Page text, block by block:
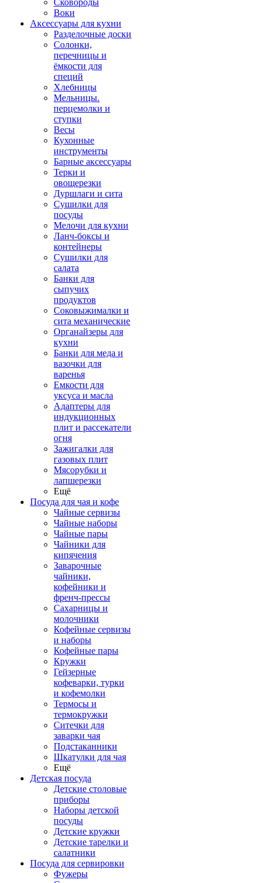
Сковороды
Воки
Аксессуары для кухни
Разделочные доски
Солонки,
перечницы и
ёмкости для
специй
Хлебницы
Мельницы.
перцемолки и
ступки
Весы
Кухонные
инструменты
Барные аксессуары
Терки и
овощерезки
Дуршлаги и сита
Сушилки для
посуды
Мелочи для кухни
Ланч-боксы и
контейнеры
Сушилки для
салата
Банки для
сыпучих
продуктов
Соковыжималки и
сита механические
Органайзеры для
кухни
Банки для меда и
вазочки для
варенья
Емкости для
уксуса и масла
Адаптеры для
индукционных
плит и рассекатели
огня
Зажигалки для
газовых плит
Мясорубки и
лапшерезки
Ещё
Посуда для чая и кофе
Чайные сервизы
Чайные наборы
Чайные пары
Чайники для
кипячения
Заварочные
чайники,
кофейники и
френч-прессы
Сахарницы и
молочники
Кофейные сервизы
и наборы
Кофейные пары
Кружки
Гейзерные
кофеварки, турки
и кофемолки
Термосы и
термокружки
Ситечки для
заварки чая
Подстаканники
Шкатулки для чая
Ещё
Детская посуда
Детские столовые
приборы
Наборы детской
посуды
Детские кружки
Детские тарелки и
салатники
Посуда для сервировки
Фужеры